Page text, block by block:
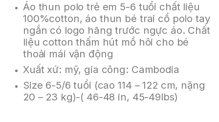
Áo thun polo trẻ em 5-6 tuổi chất liệu
100%cotton, áo thun bé trai cổ polo tay
ngắn có logo hãng trước ngực áo. Chất
liệu cotton thấm hút mồ hôi cho bé
thoải mái vận động
Xuất xứ: mỹ, gia công: Cambodia
Size 6-5/6 tuổi (cao 114 – 122 cm, nặng
20 – 23 kg)-( 46-48 in, 45-49lbs)